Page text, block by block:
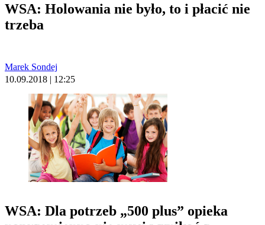
WSA: Holowania nie było, to i płacić nie
trzeba
Marek Sondej
10.09.2018 | 12:25
WSA: Dla potrzeb „500 plus” opieka